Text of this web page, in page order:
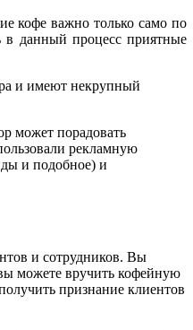
кофе важно только само по
в данный процесс приятные
и имеют некрупный
может порадовать
рекламную
и подобное) и
и сотрудников. Вы
можете вручить кофейную
признание клиентов